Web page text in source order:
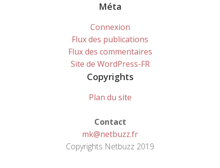
Méta
Connexion
Flux des publications
Flux des commentaires
Site de WordPress-FR
Copyrights
Plan du site
Contact
mk@netbuzz.fr
Copyrights Netbuzz 2019